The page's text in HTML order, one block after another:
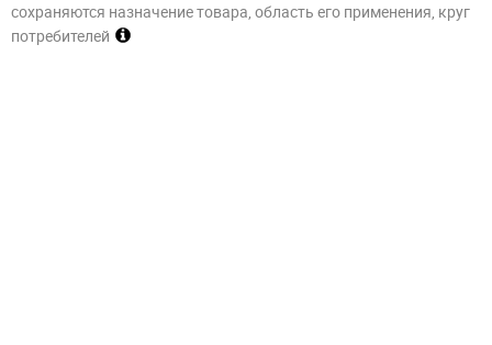
сохраняются назначение товара, область его применения, круг
потребителей